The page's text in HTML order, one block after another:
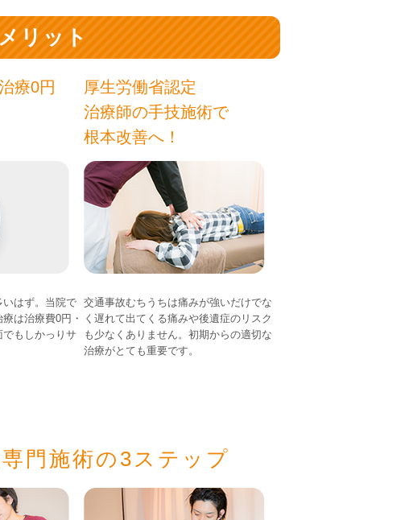
リット
療0円
はず。当院で
は治療費0円・
もしかっりサ
厚生労働省認定
治療師の手技施術で
根本改善へ！
交通事故むちうちは痛みが強いだけでな
く遅れて出てくる痛みや後遺症のリスク
も少なくありません。初期からの適切な
治療がとても重要です。
門施術の3ステップ